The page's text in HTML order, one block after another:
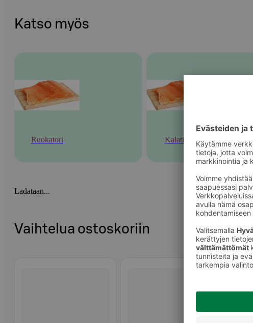
Katso myös
Ruokatori Kalatiski
Ladataan...
Vaihtelua ostoskoriin